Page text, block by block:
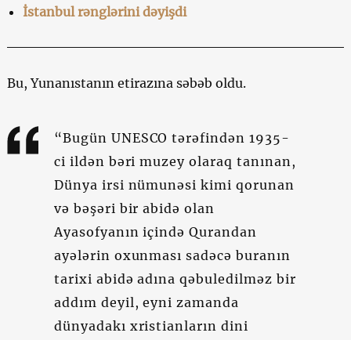
İstanbul rənglərini dəyişdi
Bu, Yunanıstanın etirazına səbəb oldu.
“Bugün UNESCO tərəfindən 1935-
ci ildən bəri muzey olaraq tanınan,
Dünya irsi nümunəsi kimi qorunan
və bəşəri bir abidə olan
Ayasofyanın içində Qurandan
ayələrin oxunması sadəcə buranın
tarixi abidə adına qəbuledilməz bir
addım deyil, eyni zamanda
dünyadakı xristianların dini